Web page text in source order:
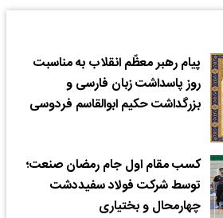
پیام رهبر معظّم انقلاب به مناسبت
روز پاسداشت زبان فارسی و
بزرگداشت حکیم ابوالقاسم فردوسی
کسب مقام اول جام رمضان صنعت؛
توسط شرکت فولاد سفیددشت
چهارمحال و بختیاری